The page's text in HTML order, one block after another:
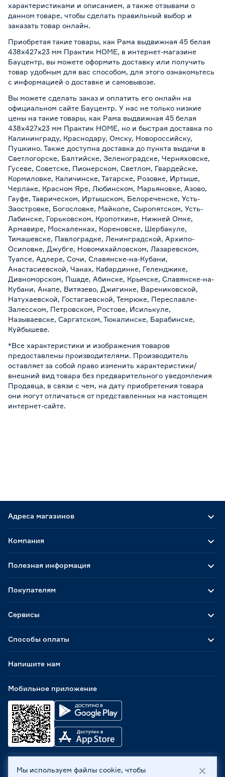
характеристиками и описанием, а также отзывами о
данном товаре, чтобы сделать правильный выбор и
заказать товар онлайн.
Приобретая такие товары, как Рама выдвижная 45 белая
438x427х23 мм Практик HOME, в интернет-магазине
Бауцентр, вы можете оформить доставку или получить
товар удобным для вас способом, для этого ознакомьтесь
с информацией о доставке и самовывозе.
Вы можете сделать заказ и оплатить его онлайн на
официальном сайте Бауцентр. У нас не только низкие
цены на такие товары, как Рама выдвижная 45 белая
438x427х23 мм Практик HOME, но и быстрая доставка по
Калининграду, Краснодару, Омску, Новороссийску,
Пушкино. Также доступна доставка до пункта выдачи в
Светлогорске, Балтийске, Зеленоградске, Черняховске,
Гусеве, Советске, Пионерском, Светлом, Гвардейске,
Кормиловке, Каличинске, Татарске, Розовке, Иртыше,
Черлаке, Красном Яре, Любинском, Марьяновке, Азово,
Гауфе, Таврическом, Иртышском, Белореченске, Усть-
Заостровке, Богословке, Майкопе, Сыропятском, Усть-
Лабинске, Горьковском, Кропоткине, Нижней Омке,
Армавире, Москаленках, Кореновске, Шербакуле,
Тимашевске, Павлоградке, Ленинградской, Архипо-
Осиповке, Джубге, Новомихайловском, Лазаревском,
Туапсе, Адлере, Сочи, Славянске-на-Кубани,
Анастасиевской, Чанах, Кабардинке, Геленджике,
Дивноморском, Пшаде, Абинске, Крымске, Славянске-на-
Кубани, Анапе, Витязево, Джигинке, Варениковской,
Натухаевской, Гостагаевской, Темрюке, Переславле-
Залесском, Петровском, Ростове, Исилькуле,
Называевске, Саргатском, Тюкалинске, Барабинске,
Куйбышеве.
*Все характеристики и изображения товаров
предоставлены производителями. Производитель
оставляет за собой право изменить характеристики/
внешний вид товара без предварительного уведомления
Продавца, в связи с чем, на дату приобретения товара
они могут отличаться от представленных на настоящем
интернет-сайте.
Адреса магазинов
Способы оплаты
Мобильное приложение
Компания
Полезная информация
Покупателям
Сервисы
Напишите нам
ООО «Бауцентр Рус» 2004 -2026, 236029, г. Калининград,
Мы используем файлы cookie, чтобы